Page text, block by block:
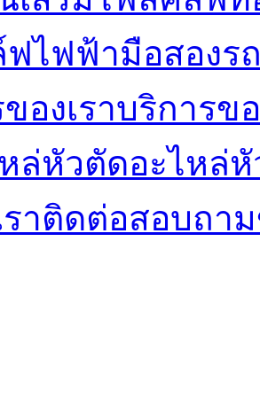
ฟไฟฟ้ามือสองร
องเราบริการข
ล่หัวตัดอะไหล่
าติดต่อสอบถา